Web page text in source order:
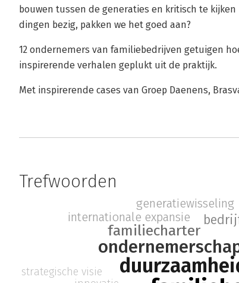
bouwen tussen de generaties en kritisch te
dingen bezig, pakken we het goed aan?
12 ondernemers van familiebedrijven getuigen
inspirerende verhalen geplukt uit de praktijk.
Met inspirerende cases van Groep Daenens,
Trefwoorden
familiecharter
internationale expansie
strategische visie
generatiewisseling